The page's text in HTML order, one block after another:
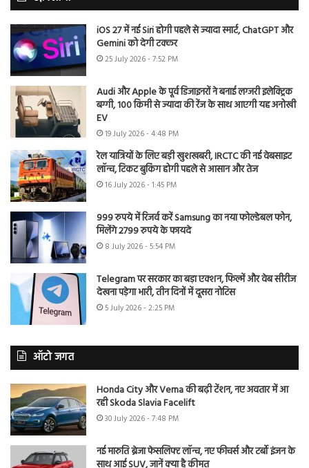
iOS 27 में नई Siri होगी पहले से ज्यादा स्मार्ट, ChatGPT और
Gemini को देगी टक्कर
25 July 2026 - 7:52 PM
Audi और Apple के पूर्व डिजाइनरों ने बनाई लग्जरी इलेक्ट्रिक
बग्गी, 100 किमी से ज्यादा की रेंज के साथ आएगी यह अनोखी
EV
19 July 2026 - 4:48 PM
रेल यात्रियों के लिए बड़ी खुशखबरी, IRCTC की नई वेबसाइट
लॉन्च, टिकट बुकिंग होगी पहले से आसान और तेज
16 July 2026 - 1:45 PM
999 रुपये में रिजर्व करें Samsung का नया फोल्डेबल फोन,
मिलेंगे 2799 रुपये के फायदे
8 July 2026 - 5:54 PM
Telegram पर सरकार का बड़ा एक्शन, फिल्में और वेब सीरीज
देखना पड़ेगा भारी, तीन दिनों में दूसरा नोटिस
5 July 2026 - 2:25 PM
ऑटो जगत
Honda City और Verna की बढ़ी टेंशन, नए अवतार में आ
रही Skoda Slavia Facelift
30 July 2026 - 7:48 PM
नई मारुति ब्रेजा फेसलिफ्ट लॉन्च, नए फीचर्स और टर्बो इंजन के